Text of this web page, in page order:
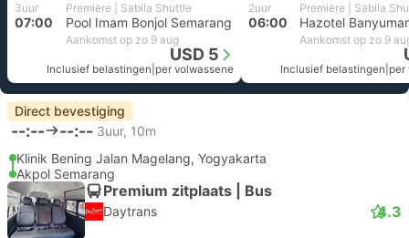
3uur Première | Sabila Shuttle
07:00 Pool Imam Bonjol Semarang
Aankomst op zo 9 aug
USD 5
Inclusief belastingen per volwassene
2uur Première | Sabila
06:00
Aankomst op zo 9
Inclusief belastingen per
Direct bevestiging
--:-- --:-- 3uur, 10m
Klinik Bening Jalan Magelang, Yogyakarta
Akpol Semarang
Premium zitplaats | Bus
Daytrans 4.3